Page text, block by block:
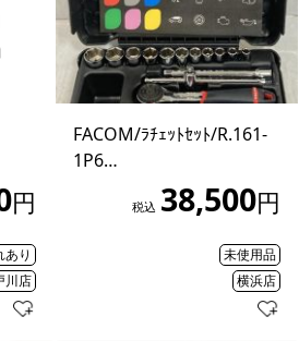
円
あり
川店
FACOM/ﾗﾁｪｯﾄｾｯﾄ/R.161-
1P6…
税込 38,500円
未使用品
横浜店